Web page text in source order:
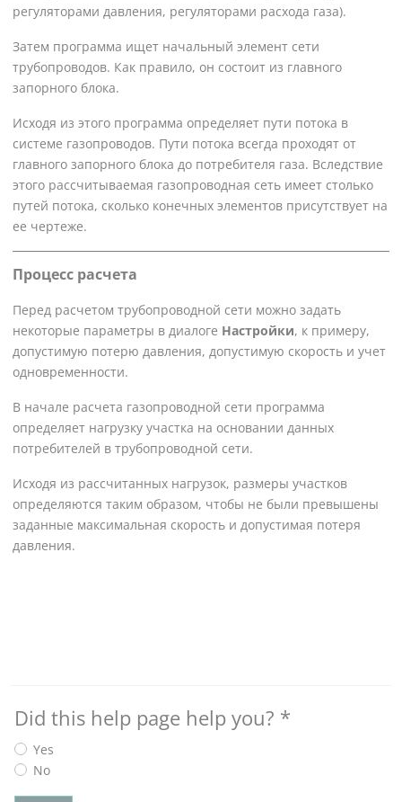
регуляторами давления, регуляторами расхода газа).
Затем программа ищет начальный элемент сети
трубопроводов. Как правило, он состоит из главного
запорного блока.
Исходя из этого программа определяет пути потока в
системе газопроводов. Пути потока всегда проходят от
главного запорного блока до потребителя газа. Вследствие
этого рассчитываемая газопроводная сеть имеет столько
путей потока, сколько конечных элементов присутствует на
ее чертеже.
Процесс расчета
Перед расчетом трубопроводной сети можно задать
некоторые параметры в диалоге Настройки, к примеру,
допустимую потерю давления, допустимую скорость и учет
одновременности.
В начале расчета газопроводной сети программа
определяет нагрузку участка на основании данных
потребителей в трубопроводной сети.
Исходя из рассчитанных нагрузок, размеры участков
определяются таким образом, чтобы не были превышены
заданные максимальная скорость и допустимая потеря
давления.
Did this help page help you? *
Yes
No